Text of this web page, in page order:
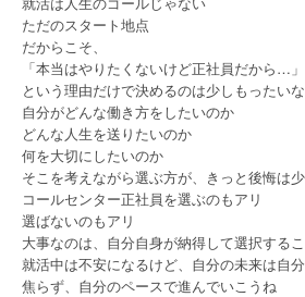
ただのスタート地点
だからこそ、
「本当はやりたくないけど正社員だから…」
という理由だけで決めるのは少しもったい
自分がどんな働き方をしたいのか
どんな人生を送りたいのか
何を大切にしたいのか
そこを考えながら選ぶ方が、きっと後悔は
コールセンター正社員を選ぶのもアリ
選ばないのもアリ
大事なのは、自分自身が納得して選択する
就活中は不安になるけど、自分の未来は自
焦らず、自分のペースで進んでいこうね